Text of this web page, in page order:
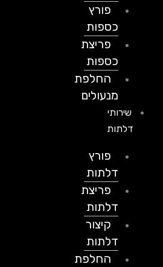
פורץ
כספות
פריצת
כספות
החלפת
מנעולים
שירותי
דלתות
פורץ
דלתות
פריצת
דלתות
קיצור
דלתות
החלפת